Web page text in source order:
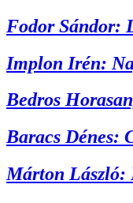
Fodor Sándor:
Implon Irén:
Bedros
Baracs Dénes:
Márton László: